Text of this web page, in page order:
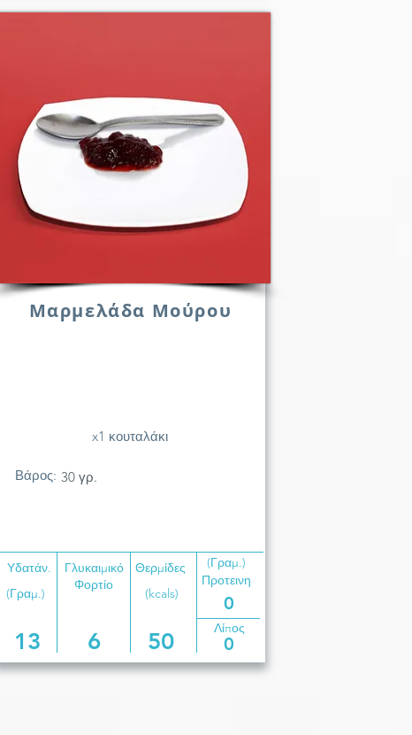
Μαρμελάδα Μούρου
x1 κουταλάκι
Βάρος: 30 γρ.
Υδατάν.
Γλυκαιμικό
Φορτίο
(Γραμ.)
Θερμίδες
(kcals)
Προτεινη
0
(Γραμ.)
13 6 50 Λίπος
0